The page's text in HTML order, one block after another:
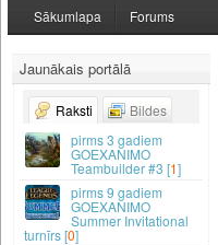
Sākumlapa Forums
Jaunākais portālā
Raksti
Bildes
3 gadiem
GOEXANIMO
Teambuilder #3 [1]
9 gadiem
GOEXANIMO
Summer Invitational
turnīrs [0]